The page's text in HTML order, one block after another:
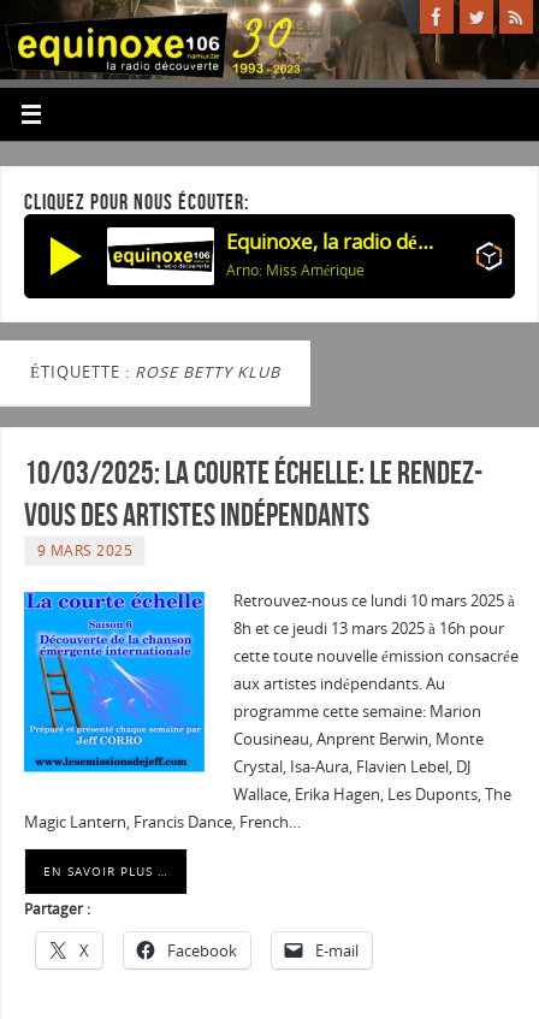
CLIQUEZ POUR NOUS ÉCOUTER:
Equinoxe, la radio découverte
Arno: Miss Amérique
ÉTIQUETTE : ROSE BETTY KLUB
10/03/2025: La courte échelle: Le rendez-
vous des artistes indépendants
9 MARS 2025
Retrouvez-nous ce lundi 10 mars 2025 à
8h et ce jeudi 13 mars 2025 à 16h pour
cette toute nouvelle émission consacrée
aux artistes indépendants. Au
programme cette semaine: Marion
Cousineau, Anprent Berwin, Monte
Crystal, Isa-Aura, Flavien Lebel, DJ
Wallace, Erika Hagen, Les Duponts, The
Magic Lantern, Francis Dance, French…
EN SAVOIR PLUS …
Partager :
X Facebook E-mail